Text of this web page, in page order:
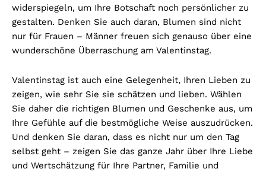
widerspiegeln, um Ihre Botschaft noch persönlicher zu
gestalten. Denken Sie auch daran, Blumen sind nicht
nur für Frauen – Männer freuen sich genauso über eine
wunderschöne Überraschung am Valentinstag.
Valentinstag ist auch eine Gelegenheit, Ihren Lieben zu
zeigen, wie sehr Sie sie schätzen und lieben. Wählen
Sie daher die richtigen Blumen und Geschenke aus, um
Ihre Gefühle auf die bestmögliche Weise auszudrücken.
Und denken Sie daran, dass es nicht nur um den Tag
selbst geht – zeigen Sie das ganze Jahr über Ihre Liebe
und Wertschätzung für Ihre Partner, Familie und